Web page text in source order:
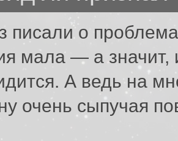
писали о
мала — а значит,
А ведь на
очень сыпучая